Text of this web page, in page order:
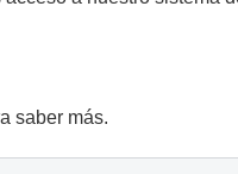
saber más.